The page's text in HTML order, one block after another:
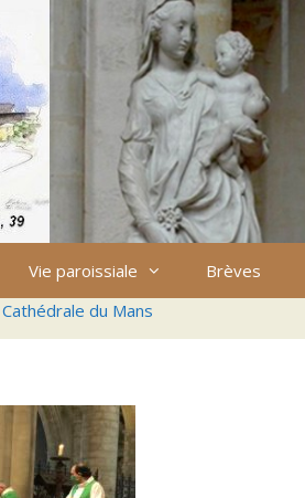
Vie paroissiale Brèves
Cathédrale du Mans